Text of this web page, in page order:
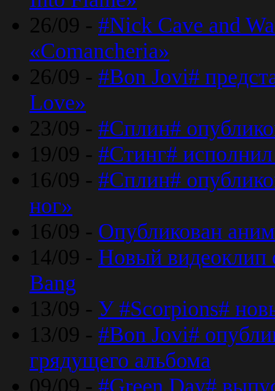
26/09 - #Nick Cave and
«Comancheria»
26/09 - #Bon Jovi#
Love»
23/09 - #Сплин#
19/09 - #Стинг#
16/09 - #Сплин#
ног»
16/09 - Опубликован
14/09 - Новый видеоклип
Bang
13/09 - У #Scorpions#
13/09 - #Bon Jovi#
грядущего альбома
09/09 - #Green Day#